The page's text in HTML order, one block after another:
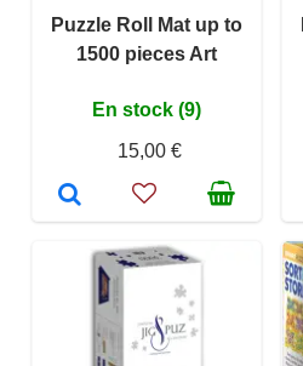
Puzzle Roll Mat up to
1500 pieces Art
En stock (9)
15,00 €